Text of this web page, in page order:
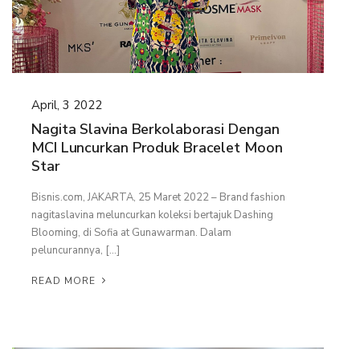
MILLIONAIRE PENDANT CHRONO
MILLIONAIRE PENDANT SUNSHINE
MILLIONAIRE PENDANT DE LUXE II – GREEN DIAMOND
LUMIFACE BEAUTY MASK
LIFE SECRET BRACELET GOLD
MILLIONAIRE PENDANT ITALIAN CHARMING WHITE
MILLIONAIRE PENDANT BLUE LOTUS
April, 3 2022
Nagita Slavina Berkolaborasi Dengan
MCI Luncurkan Produk Bracelet Moon
Star
Bisnis.com, JAKARTA, 25 Maret 2022 – Brand fashion
nagitaslavina meluncurkan koleksi bertajuk Dashing
Blooming, di Sofia at Gunawarman. Dalam
peluncurannya, […]
READ MORE